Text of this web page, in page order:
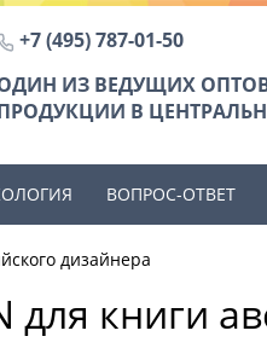
+7 (495) 787-01-50
ИЗ ВЕДУЩИХ
В
ВОПРОС-ОТВЕТ
дизайнера
для книги